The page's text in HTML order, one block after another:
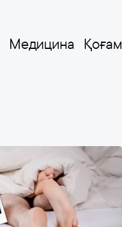
Медицина Қоғам